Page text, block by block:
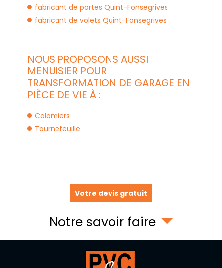
fabricant de portes Quint-Fonsegrives
fabricant de volets Quint-Fonsegrives
NOUS PROPOSONS AUSSI
MENUISIER POUR
TRANSFORMATION DE GARAGE EN
PIÈCE DE VIE À :
Colomiers
Tournefeuille
Votre devis gratuit
Notre savoir faire